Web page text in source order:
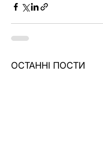
ОСТАННІ ПОСТИ